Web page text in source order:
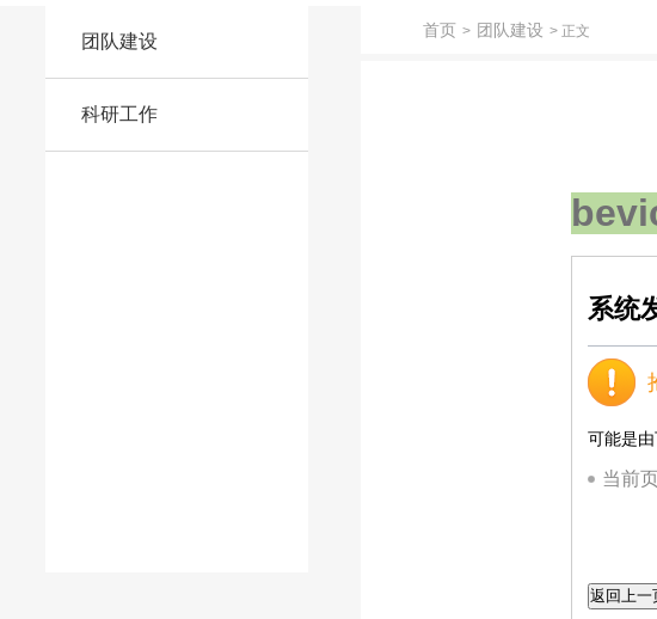
团队建设
科研工作
首页 > 团队建设 > 正文
系统
可能是由
当前